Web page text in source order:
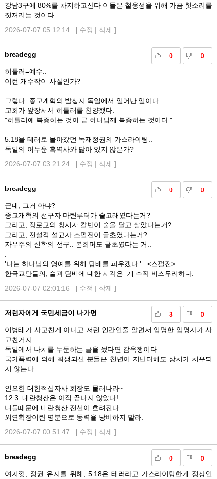
강남3구에 80%를 차지하고산다 이들은 철옹성을 위해 가끔 헛소리를
짓꺼리는 것이다
2026-07-07 05:12:14 [ 수정 | 삭제 ]
0 0
breadegg
히틀러=예수..
이런 개수작이 사실인가?
그렇다. 종교개혁의 발상지 독일에서 일어난 일이다.
교회가 앞장서서 히틀러를 찬양했다.
"히틀러에 복종하는 것이 곧 하나님께 복종하는 것이다."
5.18을 테러로 몰아갔던 독재정권의 가스라이팅..
독일의 어두운 흑역사와 닮아 있지 않은가?
2026-07-07 03:21:24 [ 수정 | 삭제 ]
0 0
breadegg
근데, 그거 아냐?
종교개혁의 선구자 마틴루터가 술고래였다는거?
그리고, 장로교의 창시자 칼빈이 술을 달고 살았다는거?
그리고, 전설적 설교자 스펄전이 골초였다는거?
자유주의 신학의 선구.. 본회퍼도 골초였다는 거..
'나는 하나님의 영예를 위해 담배를 피우겠다.'.. <스펄전>
한국교단들의, 술과 담배에 대한 시각은, 개 수작 비스무리하다.
2026-07-07 02:01:16 [ 수정 | 삭제 ]
3 0
저런자에게 국민세금이 나가면
이병태가 사고친게 아니고 저런 인간인줄 알면서 임명한 임명자가 사
고친거지
독일에서 나치를 두둔하는 글을 썼다면 감옥행이다
국가폭력에 의해 희생되신 분들은 천년이 지난다해도 상처가 치유되
지 않는다
인요한 대한적십자사 회장도 물러나라~
12.3. 내란청산은 아직 끝나지 않았다!
니들때문에 내란청산 전선이 흐려진다
외연확장이란 명분으로 동력을 낭비하지 말라.
2026-07-07 00:51:47 [ 수정 | 삭제 ]
0 0
breadegg
여지껏, 정권 유지를 위해, 5.18은 테러라고 가스라이팅한게 정상인